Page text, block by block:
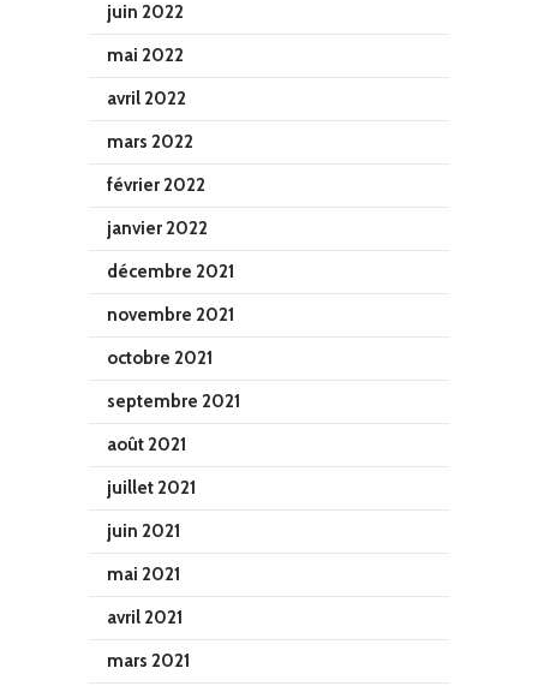
juin 2022
mai 2022
avril 2022
mars 2022
février 2022
janvier 2022
décembre 2021
novembre 2021
octobre 2021
septembre 2021
août 2021
juillet 2021
juin 2021
mai 2021
avril 2021
mars 2021